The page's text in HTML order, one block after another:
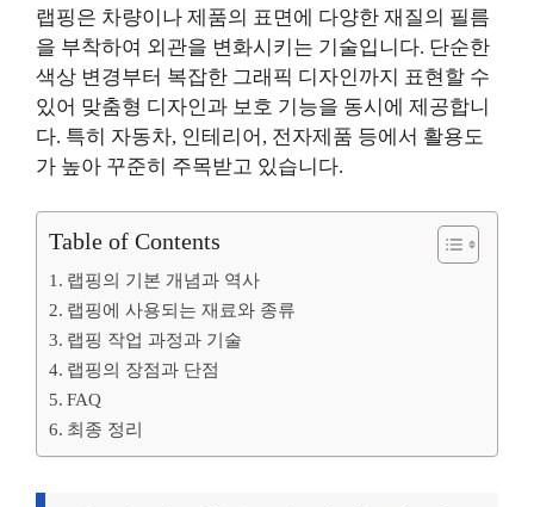
랩핑은 차량이나 제품의 표면에 다양한 재질의 필름
을 부착하여 외관을 변화시키는 기술입니다. 단순한
색상 변경부터 복잡한 그래픽 디자인까지 표현할 수
있어 맞춤형 디자인과 보호 기능을 동시에 제공합니
다. 특히 자동차, 인테리어, 전자제품 등에서 활용도
가 높아 꾸준히 주목받고 있습니다.
Table of Contents
랩핑의 기본 개념과 역사
랩핑에 사용되는 재료와 종류
랩핑 작업 과정과 기술
랩핑의 장점과 단점
FAQ
최종 정리